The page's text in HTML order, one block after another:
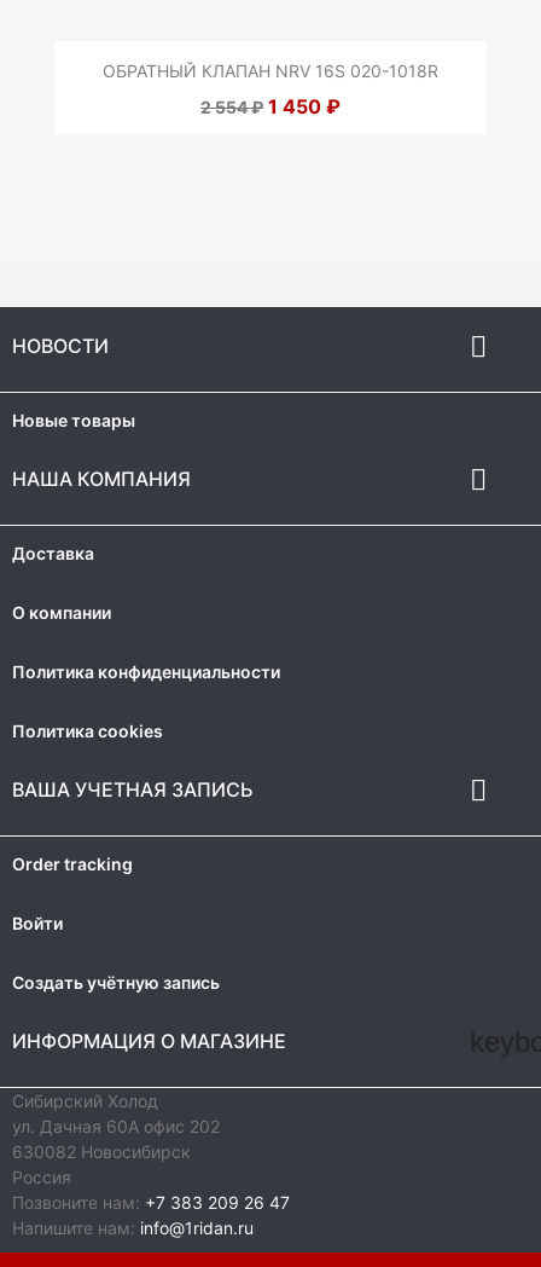
ОБРАТНЫЙ КЛАПАН NRV 16S 020-1018R
2 554 ₽ 1 450 ₽
НОВОСТИ 
Новые товары
НАША КОМПАНИЯ 
Доставка
О компании
Политика конфиденциальности
Политика cookies
ВАША УЧЕТНАЯ ЗАПИСЬ 
Order tracking
Войти
Создать учётную запись
ИНФОРМАЦИЯ О МАГАЗИНЕ
Сибирский Холод
ул. Дачная 60А офис 202
630082 Новосибирск
Россия
Позвоните нам: +7 383 209 26 47
Напишите нам: info@1ridan.ru